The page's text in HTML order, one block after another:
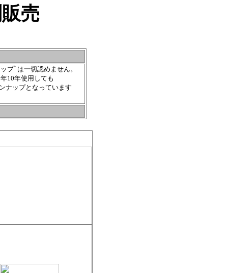
売
プﾟは一切認めません。
10年使用しても
ナップとなっています